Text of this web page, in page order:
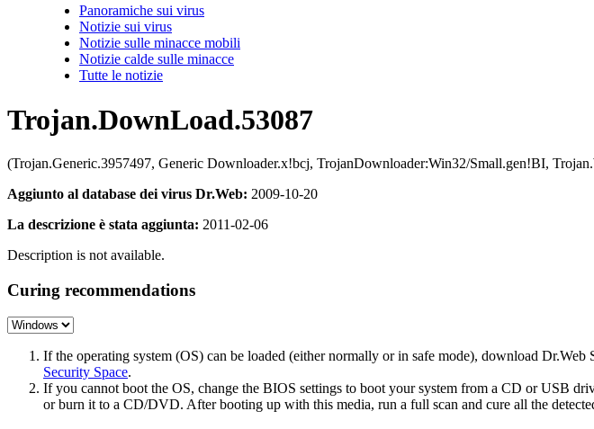
Panoramiche sui virus
Notizie sui virus
Notizie sulle minacce mobili
Notizie calde sulle minacce
Tutte le notizie
Trojan.DownLoad.53087
(Trojan.Generic.3957497, Generic Downloader.x!bcj, TrojanDownloader:Win32/Small.gen!BI,
Aggiunto al database dei virus Dr.Web: 2009-10-20
La descrizione è stata aggiunta: 2011-02-06
Description is not available.
Curing recommendations
If the operating system (OS) can be loaded (either normally or in safe mode), download
Security Space.
If you cannot boot the OS, change the BIOS settings to boot your system from a CD or USB
or burn it to a CD/DVD. After booting up with this media, run a full scan and cure all the